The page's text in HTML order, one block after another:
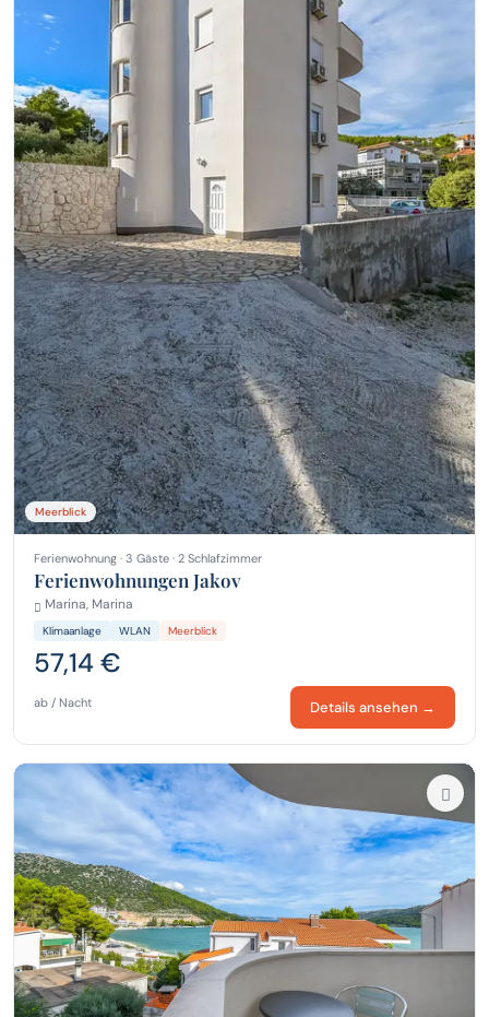
Meerblick
Ferienwohnung · 3 Gäste · 2 Schlafzimmer
Ferienwohnungen Jakov
Marina, Marina
Klimaanlage WLAN Meerblick
57,14 €
ab / Nacht Details ansehen →